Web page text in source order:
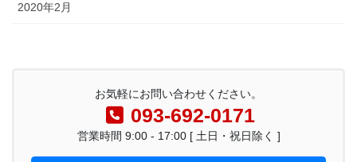
2020年2月
お気軽にお問い合わせください。
093-692-0171
営業時間 9:00 - 17:00 [ 土日・祝日除く ]